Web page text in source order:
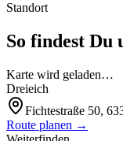
Standort
So findest Du
Karte wird geladen…
Dreieich
Fichtestraße 50,
Route planen →